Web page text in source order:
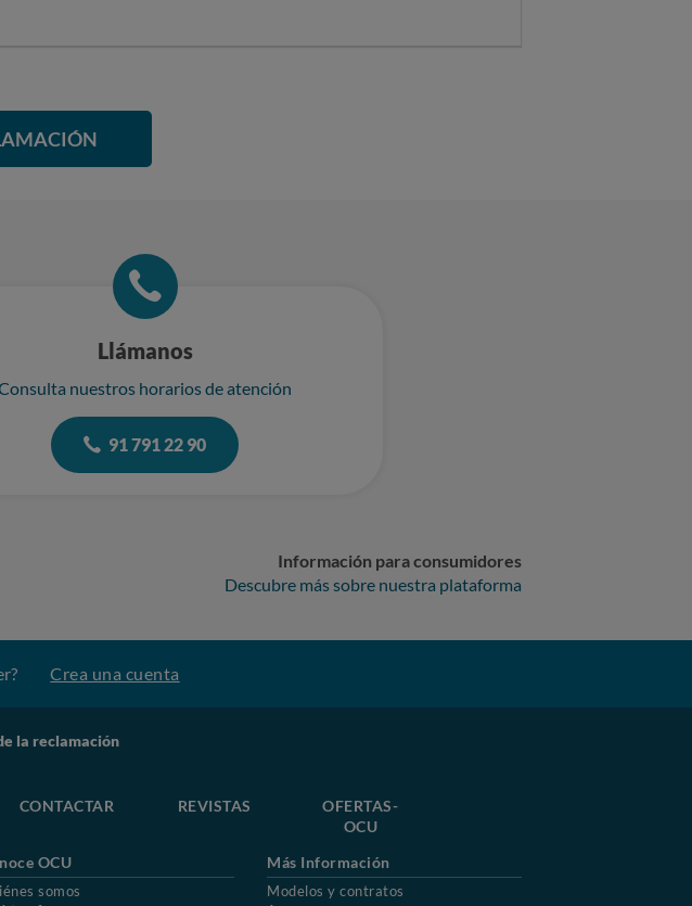
Llámanos
nuestros horarios de atención
91 791 22 90
Información para consumidores
Descubre más sobre nuestra plataforma
Crea una cuenta
la reclamación
CONTACTAR REVISTAS
OFERTAS-
OCU
OCU
somos
Más Información
Modelos y contratos